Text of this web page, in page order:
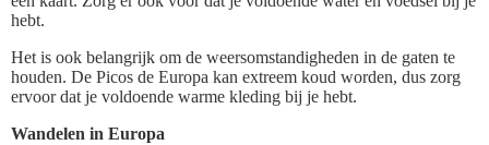
hebt.
Het is ook belangrijk om de weersomstandigheden in de gaten te
houden. De Picos de Europa kan extreem koud worden, dus zorg
ervoor dat je voldoende warme kleding bij je hebt.
Wandelen in Europa